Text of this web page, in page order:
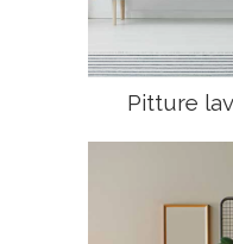
Pitture